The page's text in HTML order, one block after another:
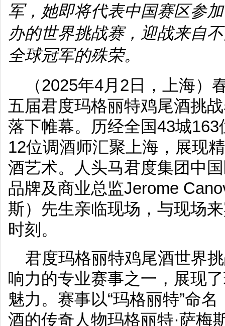
军，她即将代表中国赛区参
办的世界挑战赛，迎战来自
全球冠军的殊荣。
（2025年4月2日，上海）
五届君度玛格丽特鸡尾酒挑
落下帷幕。历经全国43城
12位调酒师汇聚上海，展现
酒艺术。人头马君度集团中
品牌及商业总监Jerome
斯）先生亲临现场，与现场
时刻。
君度玛格丽特鸡尾酒世界
响力的专业赛事之一，展现
魅力。赛事以“玛格丽特”命
酒的传奇人物玛格丽特·萨梅